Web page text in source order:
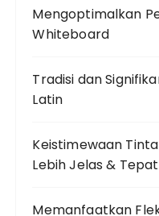
Mengoptimalkan
Whiteboard
Tradisi dan
Latin
Keistimewaan
Lebih Jelas & Tepat
Memanfaatkan